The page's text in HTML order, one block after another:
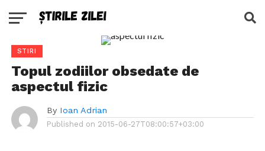
STIRI
Topul zodiilor obsedate de
aspectul fizic
By Ioan Adrian
Published on 2015-06-27T08:00:57+03:00